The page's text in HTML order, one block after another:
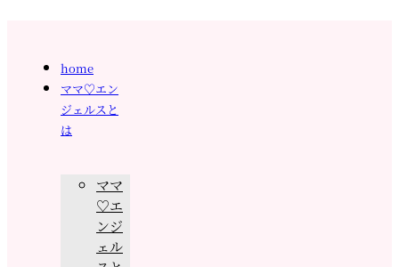
home
ママ♡エン
ジェルスと
は
ママ
♡エ
ンジ
ェル